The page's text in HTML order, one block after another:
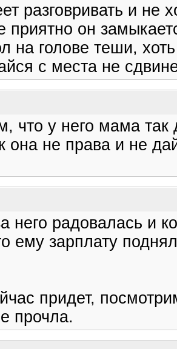
разговривать и не
приятно он
на голове теши,
с места не
что у него мама
она не права и не
него радовалась и
ему зарплату
придет,
прочла.